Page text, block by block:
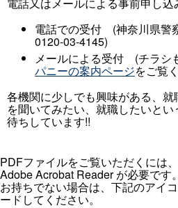
電話での受付 (神奈川県警
0120-03-4145)
メールによる受付 (チラシ
パニーの案内ページをご覧
各機関に少しでも興味がある、
を聞いてみたい、就職したいと
待ちしています!!
PDFファイルをご覧いただくには
Adobe Acrobat Reader が必要です。
お持ちでない場合は、下記のアイ
ードしてください。